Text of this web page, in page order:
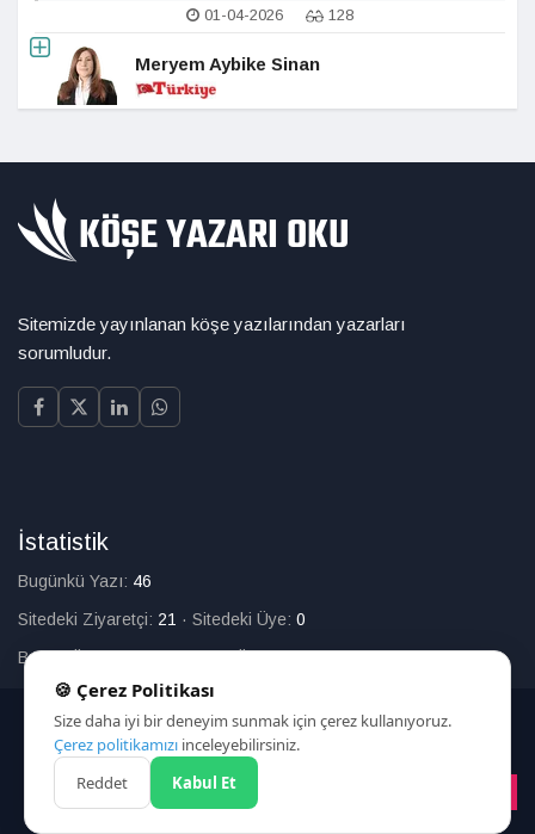
01-04-2026 128
Meryem Aybike Sinan
Sitemizde yayınlanan köşe yazılarından yazarları
sorumludur.
İstatistik
Bugünkü Yazı: 46
Sitedeki Ziyaretçi: 21 · Sitedeki Üye: 0
Bugün Üye Olan:0·Toplam Üye:226
© 2025
HAKKIMIZDA
ÇEREZ POLİTİKASI
🍪 Çerez Politikası
Size daha iyi bir deneyim sunmak için çerez kullanıyoruz.
Çerez politikamızı inceleyebilirsiniz.
Reddet
Kabul Et